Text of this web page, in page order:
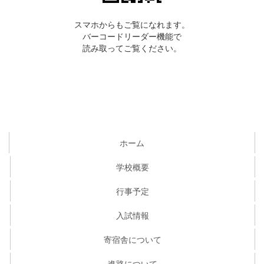
スマホからもご覧になれます。
バーコードリーダー機能で
読み取ってご覧ください。
ホーム
学校概要
行事予定
入試情報
寄宿舎について